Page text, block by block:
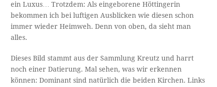
ein Luxus… Trotzdem: Als eingeborene Höttingerin
bekommen ich bei luftigen Ausblicken wie diesen schon
immer wieder Heimweh. Denn von oben, da sieht man
alles.
Dieses Bild stammt aus der Sammlung Kreutz und harrt
noch einer Datierung. Mal sehen, was wir erkennen
können: Dominant sind natürlich die beiden Kirchen. Links